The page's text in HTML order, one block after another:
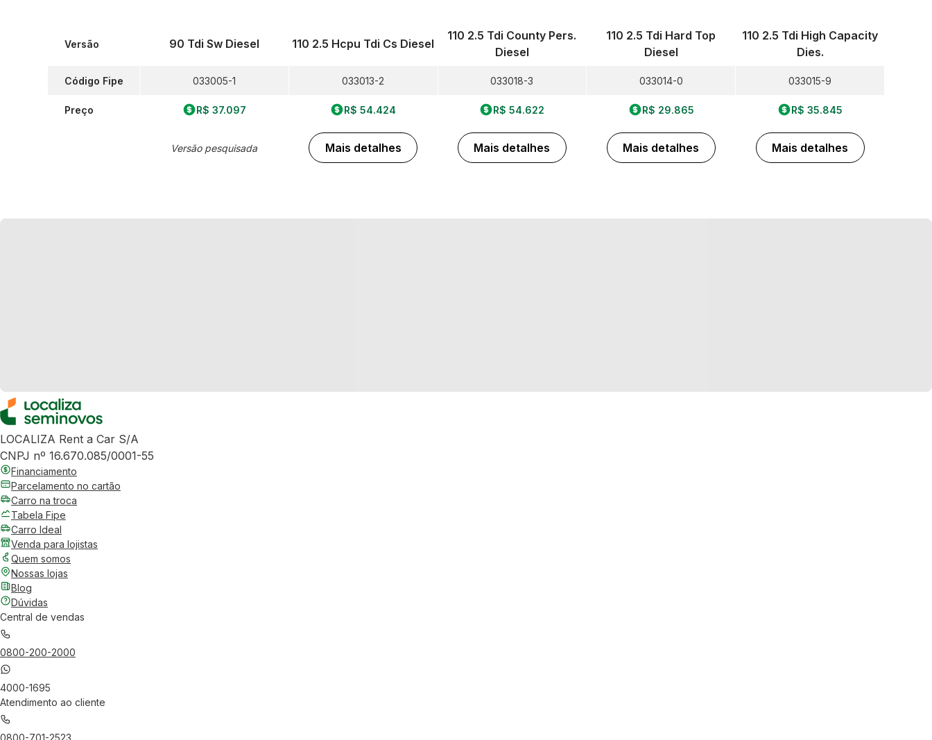
Versão
Código Fipe
Preço
90 Tdi Sw Diesel
033005-1
R$ 37.097
Versão pesquisada
110 2.5 Hcpu Tdi Cs Diesel
033013-2
R$ 54.424
Mais detalhes
110 2.5 Tdi County Pers.
Diesel
033018-3
R$ 54.622
Mais detalhes
110 2.5 Tdi Hard Top
Diesel
033014-0
R$ 29.865
Mais detalhes
110 2.5 Tdi High Capacity
Dies.
033015-9
R$ 35.845
Mais detalhes
LOCALIZA Rent a Car S/A
CNPJ nº 16.670.085/0001-55
Financiamento
Parcelamento no cartão
Carro na troca
Tabela Fipe
Carro Ideal
Venda para lojistas
Quem somos
Nossas lojas
Blog
Dúvidas
Central de vendas
0800-200-2000
4000-1695
Atendimento ao cliente
0800-701-2523